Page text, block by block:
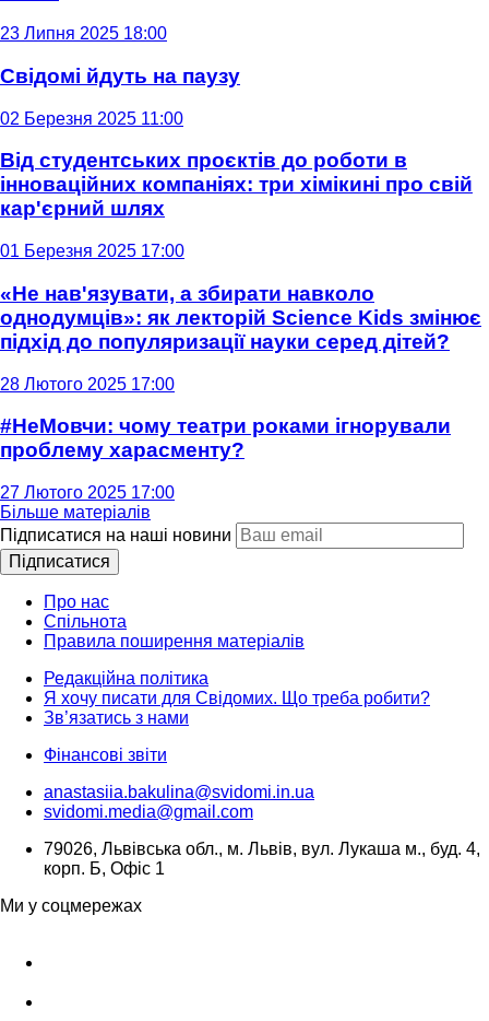
23 Липня 2025 18:00
Свідомі йдуть на паузу
02 Березня 2025 11:00
Від студентських проєктів до роботи в
інноваційних компаніях: три хімікині про свій
кар'єрний шлях
01 Березня 2025 17:00
«Не нав'язувати, а збирати навколо
однодумців»: як лекторій Science Kids змінює
підхід до популяризації науки серед дітей?
28 Лютого 2025 17:00
#НеМовчи: чому театри роками ігнорували
проблему харасменту?
27 Лютого 2025 17:00
Більше матеріалів
Підписатися на наші новини
Підписатися
Про нас
Спільнота
Правила поширення матеріалів
Редакційна політика
Я хочу писати для Свідомих. Що треба робити?
Зв’язатись з нами
Фінансові звіти
anastasiia.bakulina@svidomi.in.ua
svidomi.media@gmail.com
79026, Львівська обл., м. Львів, вул. Лукаша м., буд. 4,
корп. Б, Офіс 1
Ми у соцмережах